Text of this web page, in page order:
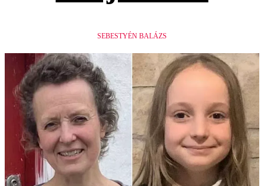
SEBESTYÉN BALÁZS